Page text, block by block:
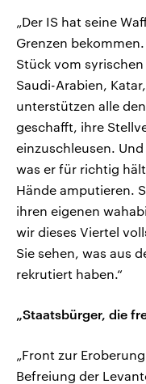
„Der IS hat seine
Grenzen
Stück vom
Saudi-Arabien,
unterstützen alle
geschafft, ihre
einzuschleusen.
was er für richtig
Hände amputieren.
ihren eigenen
wir dieses Viertel
Sie sehen, was aus
rekrutiert haben.“
„Staatsbürger, die
„Front zur
Befreiung der